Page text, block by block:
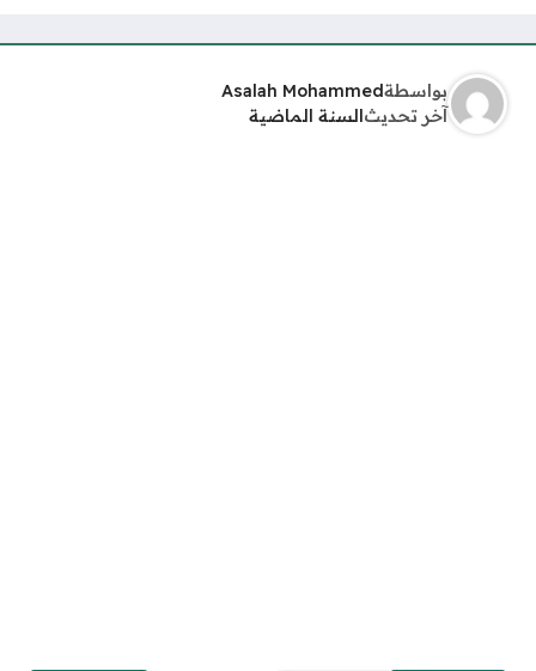
بواسطةAsalah Mohammed
آخر تحديثالسنة الماضية